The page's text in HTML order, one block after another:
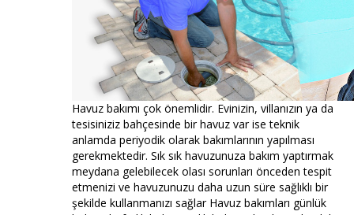
Havuz bakımı çok önemlidir. Evinizin, villanızın ya da
tesisiniziz bahçesinde bir havuz var ise teknik
anlamda periyodik olarak bakımlarının yapılması
gerekmektedir. Sık sık havuzunuza bakım yaptırmak
meydana gelebilecek olası sorunları önceden tespit
etmenizi ve havuzunuzu daha uzun süre sağlıklı bir
şekilde kullanmanızı sağlar Havuz bakımları günlük